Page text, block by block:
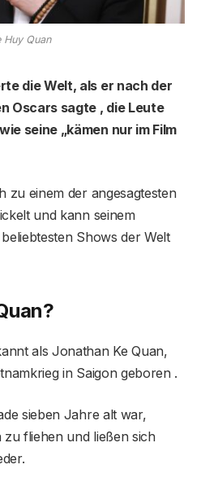
Huy Quan
die Welt, als er nach der
Oscars sagte , die Leute
seine „kämen nur im Film
zu einem der angesagtesten
und kann seinem
Shows der Welt
als Jonathan Ke Quan,
in Saigon geboren .
sieben Jahre alt war,
fliehen und ließen sich